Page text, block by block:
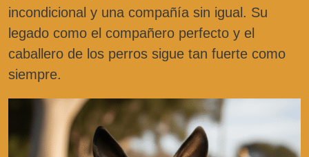
incondicional y una compañía sin igual. Su
legado como el compañero perfecto y el
caballero de los perros sigue tan fuerte como
siempre.